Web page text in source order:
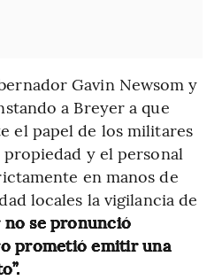
Gavin Newsom y
a Breyer a que
el papel de los militares
y el personal
en manos de
locales la vigilancia de
no se pronunció
prometió emitir una